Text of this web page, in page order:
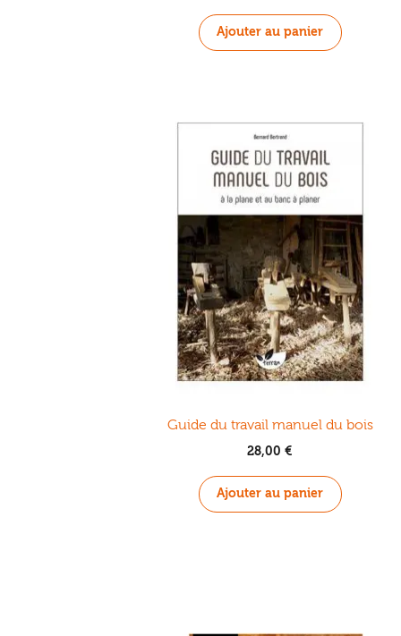
Ajouter au panier
Guide du travail manuel du bois
28,00€
Ajouter au panier